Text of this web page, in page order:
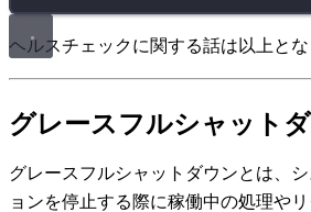
ヘルスチェックに関する話は以上とな
グレースフルシャット
グレースフルシャットダウンとは、
ョンを停止する際に稼働中の処理や